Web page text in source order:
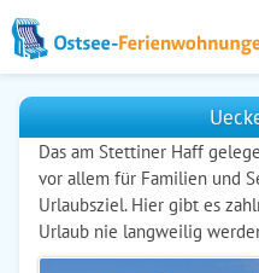
Das am Stettiner Haff
vor allem für Familien und
Urlaubsziel. Hier gibt es
Urlaub nie langweilig